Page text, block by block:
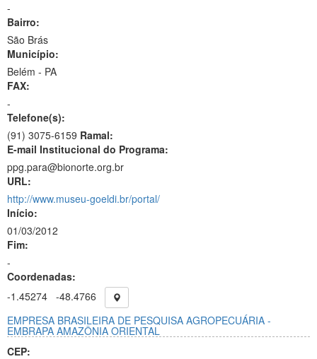
-
Bairro:
São Brás
Município:
Belém - PA
FAX:
-
Telefone(s):
(91) 3075-6159 Ramal:
E-mail Institucional do Programa:
ppg.para@bionorte.org.br
URL:
http://www.museu-goeldi.br/portal/
Início:
01/03/2012
Fim:
-
Coordenadas:
-1.45274 -48.4766
EMPRESA BRASILEIRA DE PESQUISA AGROPECUÁRIA -
EMBRAPA AMAZÔNIA ORIENTAL
CEP: